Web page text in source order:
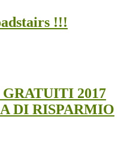
!!!
2017
DI RISPARMIO